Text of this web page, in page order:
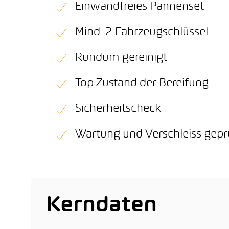
Einwandfreies Pannenset
Mind. 2 Fahrzeugschlüssel
Rundum gereinigt
Top Zustand der Bereifung
Sicherheitscheck
Wartung und Verschleiss
Kerndaten